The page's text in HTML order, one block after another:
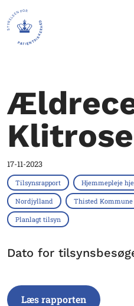
17-11-2023
Tilsynsrapport Hjemmepleje
Nordjylland Thisted Kommune
Planlagt tilsyn
Dato for
Læs rapporten